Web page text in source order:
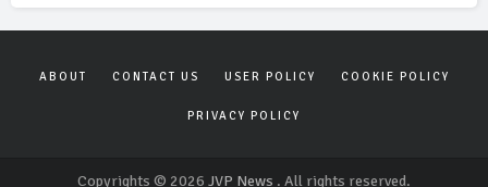
ABOUT CONTACT US USER POLICY COOKIE POLICY
PRIVACY POLICY
Copyrights © 2026 JVP News . All rights reserved.